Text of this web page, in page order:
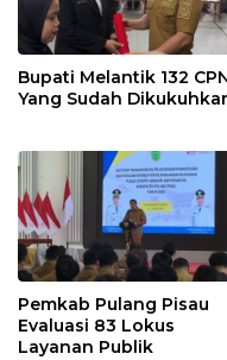
Bupati Melantik 132
Yang Sudah
Pemkab Pulang Pisau
Evaluasi 83 Lokus
Layanan Publik